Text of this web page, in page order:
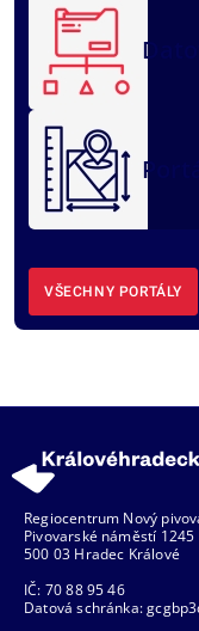
VŠECHNY PORTÁLY
Regiocentrum Nový
Pivovarské náměstí 1245
500 03 Hradec Králové
IČ: 70 88 95 46
Datová schránka: